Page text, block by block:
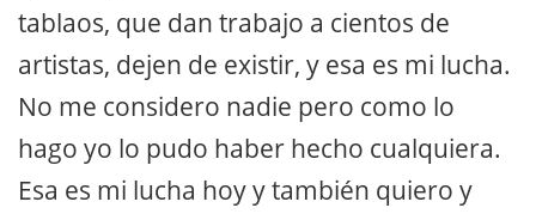
tablaos, que dan trabajo a cientos de
artistas, dejen de existir, y esa es mi lucha.
No me considero nadie pero como lo
hago yo lo pudo haber hecho cualquiera.
Esa es mi lucha hoy y también quiero y